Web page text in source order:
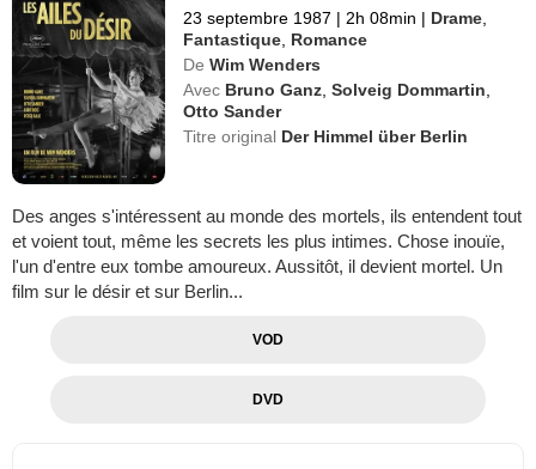
23 septembre 1987 | 2h 08min | Drame
Fantastique Romance
De Wim Wenders
Avec Bruno Ganz ,Solveig Dommartin
Otto Sander
Titre original Der Himmel über Berlin
Des anges s'intéressent au monde des mortels, ils entendent tout
et voient tout, même les secrets les plus intimes. Chose inouïe,
l'un d'entre eux tombe amoureux. Aussitôt, il devient mortel. Un
film sur le désir et sur Berlin...
VOD
DVD